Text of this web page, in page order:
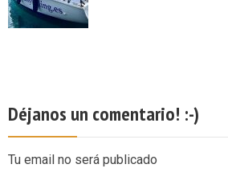
Déjanos un comentario! :-)
Tu email no será publicado